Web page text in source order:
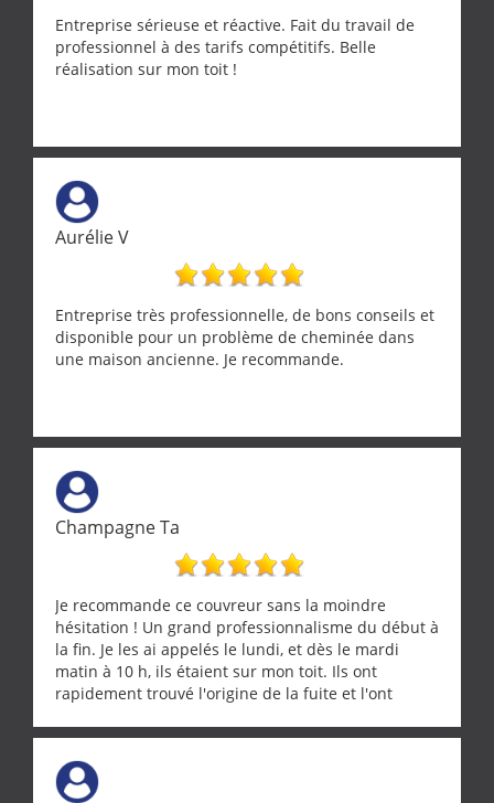
Entreprise sérieuse et réactive. Fait du travail de
professionnel à des tarifs compétitifs. Belle
réalisation sur mon toit !
Aurélie V
Entreprise très professionnelle, de bons conseils et
disponible pour un problème de cheminée dans
une maison ancienne. Je recommande.
Champagne Ta
Je recommande ce couvreur sans la moindre
hésitation ! Un grand professionnalisme du début à
la fin. Je les ai appelés le lundi, et dès le mardi
matin à 10 h, ils étaient sur mon toit. Ils ont
rapidement trouvé l'origine de la fuite et l'ont
Une équipe sérieuse, réactive et compétente. C'est
vraiment rassurant de pouvoir compter sur des
artisans aussi professionnels. Merci encore !